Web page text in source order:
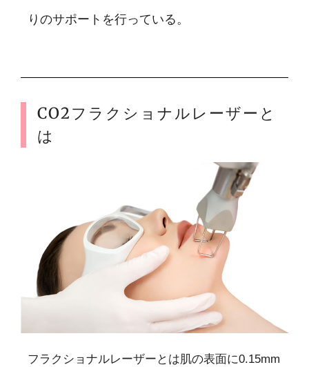
りのサポートを行っている。
CO2フラクショナルレーザーと
は
フラクショナルレーザーとは肌の表面に0.15mm